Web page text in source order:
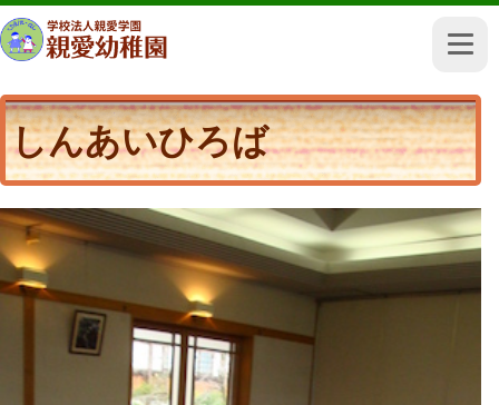
しんあいひろば